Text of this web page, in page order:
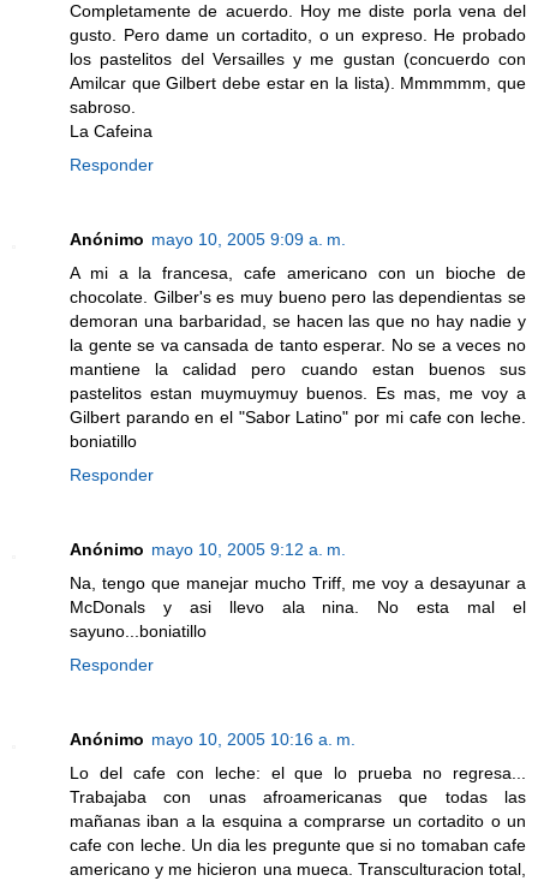
Completamente de acuerdo. Hoy me diste porla vena del
gusto. Pero dame un cortadito, o un expreso. He probado
los pastelitos del Versailles y me gustan (concuerdo con
Amilcar que Gilbert debe estar en la lista). Mmmmmm, que
sabroso.
La Cafeina
Responder
Anónimo mayo 10, 2005 9:09 a. m.
A mi a la francesa, cafe americano con un bioche de
chocolate. Gilber's es muy bueno pero las dependientas se
demoran una barbaridad, se hacen las que no hay nadie y
la gente se va cansada de tanto esperar. No se a veces no
mantiene la calidad pero cuando estan buenos sus
pastelitos estan muymuymuy buenos. Es mas, me voy a
Gilbert parando en el "Sabor Latino" por mi cafe con leche.
boniatillo
Responder
Anónimo mayo 10, 2005 9:12 a. m.
Na, tengo que manejar mucho Triff, me voy a desayunar a
McDonals y asi llevo ala nina. No esta mal el
sayuno...boniatillo
Responder
Anónimo mayo 10, 2005 10:16 a. m.
Lo del cafe con leche: el que lo prueba no regresa...
Trabajaba con unas afroamericanas que todas las
mañanas iban a la esquina a comprarse un cortadito o un
cafe con leche. Un dia les pregunte que si no tomaban cafe
americano y me hicieron una mueca. Transculturacion total,